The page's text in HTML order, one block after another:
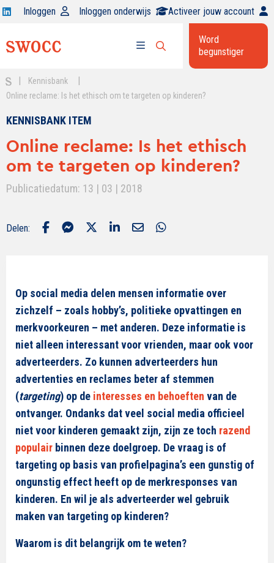
Open
op
Inloggen Inloggen onderwijs Activeer jouw account
Open
zoekbalk
Word
begunstiger
Kennisbank
Online reclame: Is het ethisch om te targeten op kinderen?
KENNISBANK ITEM
Online reclame: Is het ethisch
om te targeten op kinderen?
Publicatiedatum: 13 | 03 | 2018
Delen:
Op social media delen mensen informatie over
zichzelf – zoals hobby’s, politieke opvattingen en
merkvoorkeuren – met anderen. Deze informatie is
niet alleen interessant voor vrienden, maar ook voor
adverteerders. Zo kunnen adverteerders hun
advertenties en reclames beter af stemmen
(targeting) op de interesses en behoeften van de
ontvanger. Ondanks dat veel social media officieel
niet voor kinderen gemaakt zijn, zijn ze toch razend
populair binnen deze doelgroep. De vraag is of
targeting op basis van profielpagina’s een gunstig of
ongunstig effect heeft op de merkresponses van
kinderen. En wil je als adverteerder wel gebruik
maken van targeting op kinderen?
Waarom is dit belangrijk om te weten?